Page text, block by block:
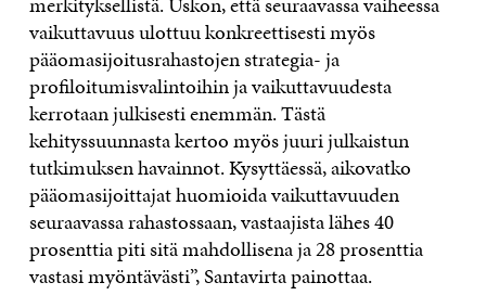
vaikuttavuus ulottuu konkreettisesti myös
pääomasijoitusrahastojen strategia- ja
profiloitumisvalintoihin ja vaikuttavuudesta
kerrotaan julkisesti enemmän. Tästä
kehityssuunnasta kertoo myös juuri julkaistun
tutkimuksen havainnot. Kysyttäessä, aikovatko
pääomasijoittajat huomioida vaikuttavuuden
seuraavassa rahastossaan, vastaajista lähes 40
prosenttia piti sitä mahdollisena ja 28 prosenttia
vastasi myöntävästi”, Santavirta painottaa.